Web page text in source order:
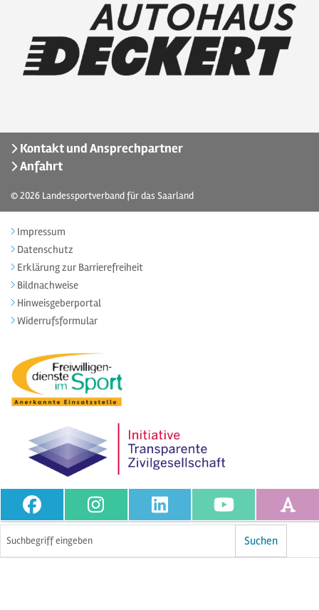
Kontakt und Ansprechpartner
Anfahrt
© 2026 Landessportverband für das Saarland
Impressum
Datenschutz
Erklärung zur Barrierefreiheit
Bildnachweise
Hinweisgeberportal
Widerrufsformular
Suchen